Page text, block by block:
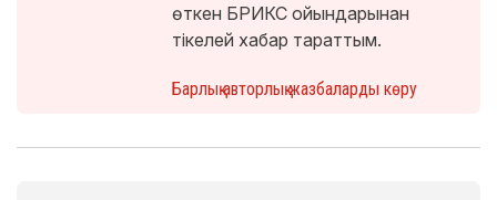
өткен БРИКС ойындарынан
тікелей хабар тараттым.
Барлық авторлық жазбаларды көру